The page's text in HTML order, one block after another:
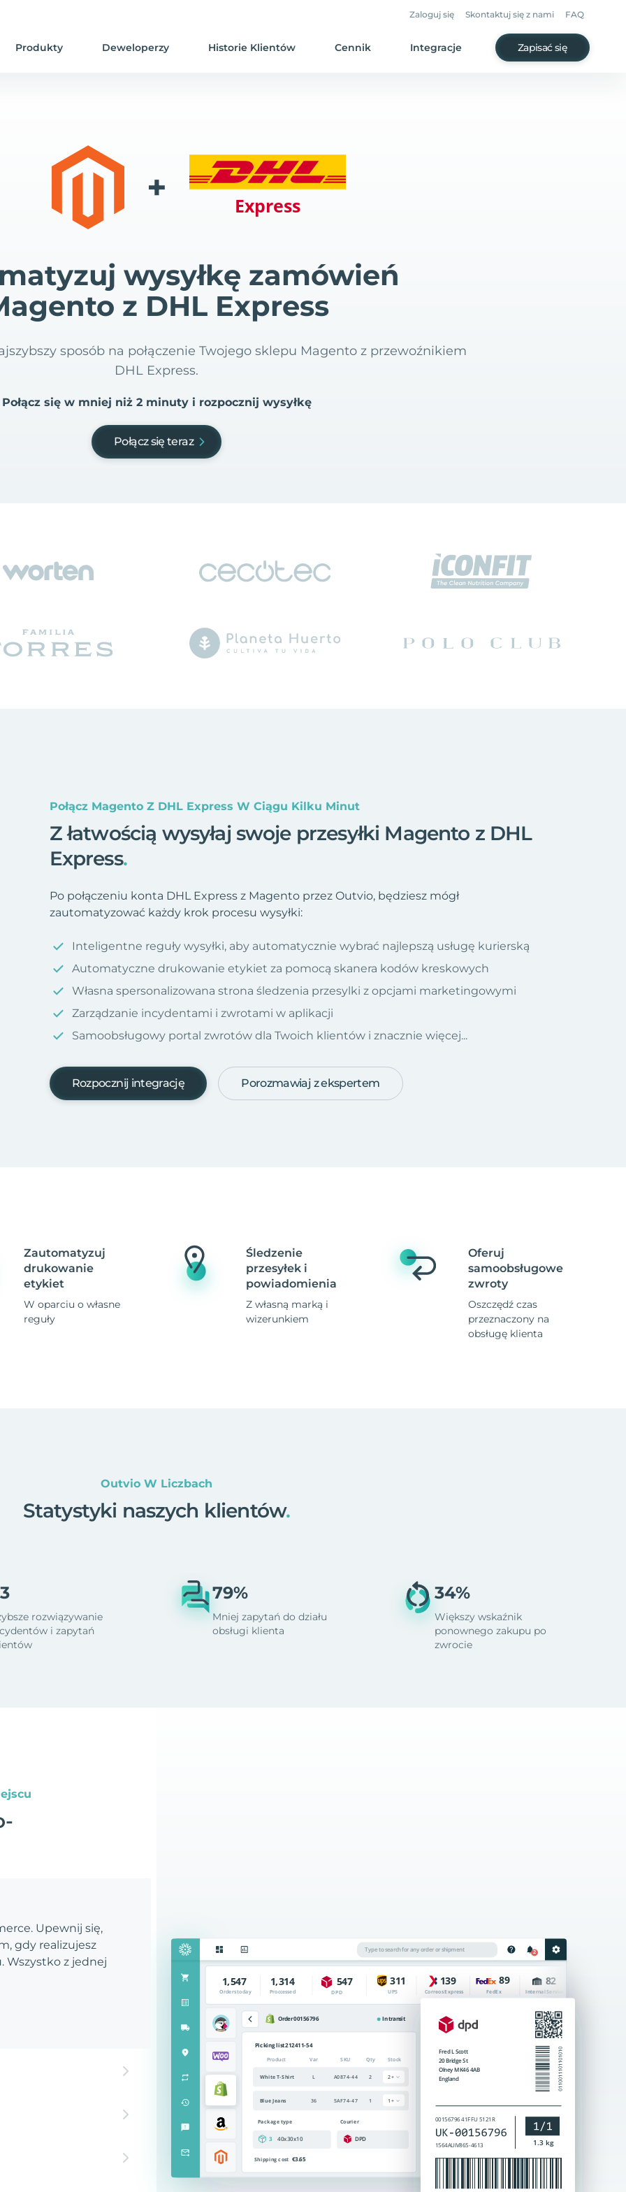
Zaloguj się Skontaktuj się z nami FAQ
Produkty Deweloperzy Historie Klientów Cennik Integracje Zapisać się
+
wysyłkę zamówień
z DHL Express
sposób na połączenie Twojego sklepu Magento z przewoźnikiem
DHL Express.
Połącz się w mniej niż 2 minuty i rozpocznij wysyłkę
Połącz się teraz
Połącz Magento Z DHL Express W Ciągu Kilku Minut
Z łatwością wysyłaj swoje przesyłki Magento z DHL
Express.
Po połączeniu konta DHL Express z Magento przez Outvio, będziesz mógł
zautomatyzować każdy krok procesu wysyłki:
Inteligentne reguły wysyłki, aby automatycznie wybrać najlepszą usługę kurierską
Automatyczne drukowanie etykiet za pomocą skanera kodów kreskowych
Własna spersonalizowana strona śledzenia przesylki z opcjami marketingowymi
Zarządzanie incydentami i zwrotami w aplikacji
Samoobsługowy portal zwrotów dla Twoich klientów i znacznie więcej...
Rozpocznij integrację Porozmawiaj z ekspertem
Zautomatyzuj
drukowanie
etykiet
W oparciu o własne
reguły
Śledzenie
przesyłek i
powiadomienia
Z własną marką i
wizerunkiem
Oferuj
samoobsługowe
zwroty
Oszczędź czas
przeznaczony na
obsługę klienta
Outvio W Liczbach
Statystyki naszych klientów.
rozwiązywanie
i zapytań
79%
Mniej zapytań do działu
obsługi klienta
34%
Większy wskaźnik
ponownego zakupu po
zwrocie
Upewnij się,
gdy realizujesz
Wszystko z jednej